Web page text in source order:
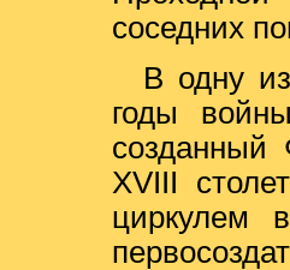
соседних
В одну
годы
XVIII
циркулем